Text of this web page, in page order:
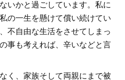
いかと過ごしています。私に
の一生を懸けて償い続けてい
不自由な生活をさせてしまっ
事も考えれば、辛いなどと言
く、家族そして両親にまで被